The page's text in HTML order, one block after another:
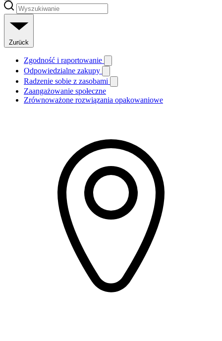
Zurück
Zgodność i raportowanie
Odpowiedzialne zakupy
Radzenie sobie z zasobami
Zaangażowanie społeczne
Zrównoważone rozwiązania opakowaniowe